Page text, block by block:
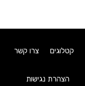
קטלוגים צרו קשר
הצהרת נגישות